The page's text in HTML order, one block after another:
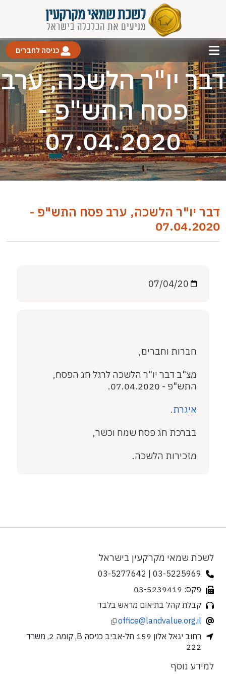
כניסה לחברים
דבר יו"ר הלשכה, ערב
פסח התש"פ -
07.04.2020
דבר יו"ר הלשכה, ערב פסח התש"פ -
07.04.2020
חברות וחברים,
מצ"ב דבר יו"ר הלשכה לרגל חג הפסח,
התש"פ - 07.04.2020.
איגרת.
בברכת חג פסח שמח וכשר,
מזכירות הלשכה.
לשכת שמאי מקרקעין בישראל
03-5225969 | 03-5277642
פקס: 03-5239419
קבלת קהל בתיאום מראש בלבד
office@landvalue.org.il
רחוב יגאל אלון 159 תל-אביב כניסה B, קומה 2, משרד
222
למידע נוסף